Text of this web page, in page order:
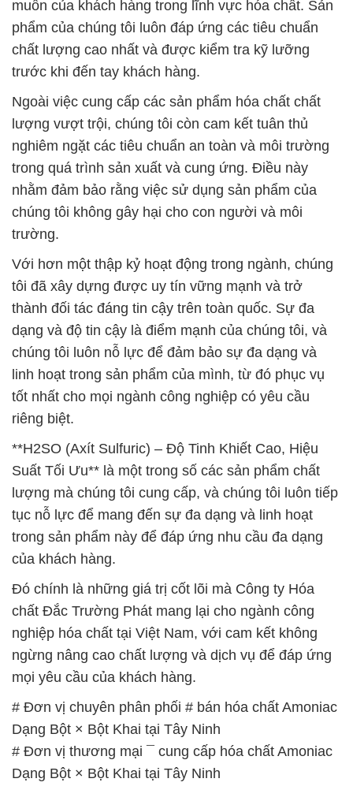
muốn của khách hàng trong lĩnh vực hóa chất. Sản
phẩm của chúng tôi luôn đáp ứng các tiêu chuẩn
chất lượng cao nhất và được kiểm tra kỹ lưỡng
trước khi đến tay khách hàng.
Ngoài việc cung cấp các sản phẩm hóa chất chất
lượng vượt trội, chúng tôi còn cam kết tuân thủ
nghiêm ngặt các tiêu chuẩn an toàn và môi trường
trong quá trình sản xuất và cung ứng. Điều này
nhằm đảm bảo rằng việc sử dụng sản phẩm của
chúng tôi không gây hại cho con người và môi
trường.
Với hơn một thập kỷ hoạt động trong ngành, chúng
tôi đã xây dựng được uy tín vững mạnh và trở
thành đối tác đáng tin cậy trên toàn quốc. Sự đa
dạng và độ tin cậy là điểm mạnh của chúng tôi, và
chúng tôi luôn nỗ lực để đảm bảo sự đa dạng và
linh hoạt trong sản phẩm của mình, từ đó phục vụ
tốt nhất cho mọi ngành công nghiệp có yêu cầu
riêng biệt.
**H2SO (Axít Sulfuric) – Độ Tinh Khiết Cao, Hiệu
Suất Tối Ưu** là một trong số các sản phẩm chất
lượng mà chúng tôi cung cấp, và chúng tôi luôn tiếp
tục nỗ lực để mang đến sự đa dạng và linh hoạt
trong sản phẩm này để đáp ứng nhu cầu đa dạng
của khách hàng.
Đó chính là những giá trị cốt lõi mà Công ty Hóa
chất Đắc Trường Phát mang lại cho ngành công
nghiệp hóa chất tại Việt Nam, với cam kết không
ngừng nâng cao chất lượng và dịch vụ để đáp ứng
mọi yêu cầu của khách hàng.
# Đơn vị chuyên phân phối # bán hóa chất Amoniac
Dạng Bột × Bột Khai tại Tây Ninh
# Đơn vị thương mại ¯ cung cấp hóa chất Amoniac
Dạng Bột × Bột Khai tại Tây Ninh